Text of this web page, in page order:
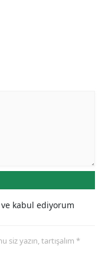
kabul ediyorum
yazın, tartışalım *